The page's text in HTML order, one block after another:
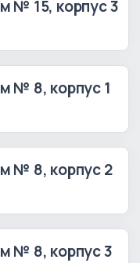
№ 15, корпус 3
№ 8, корпус 1
№ 8, корпус 2
№ 8, корпус 3